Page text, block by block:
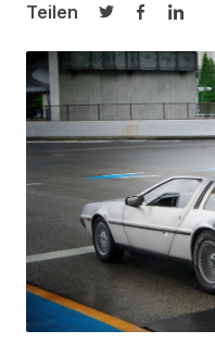
Teilen
Auf Twitter
Auf Auf